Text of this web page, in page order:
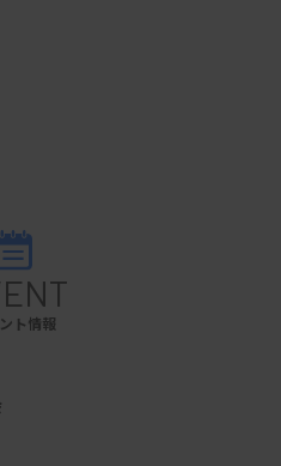
ト情報